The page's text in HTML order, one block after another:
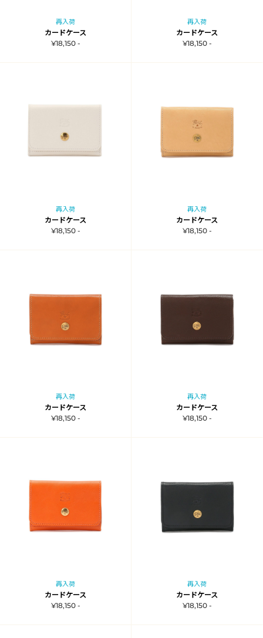
再入荷
カードケース
¥18,150 -
再入荷
カードケース
¥18,150 -
再入荷
カードケース
¥18,150 -
再入荷
カードケース
¥18,150 -
再入荷
カードケース
¥18,150 -
再入荷
カードケース
¥18,150 -
再入荷
カードケース
¥18,150 -
再入荷
カードケース
¥18,150 -